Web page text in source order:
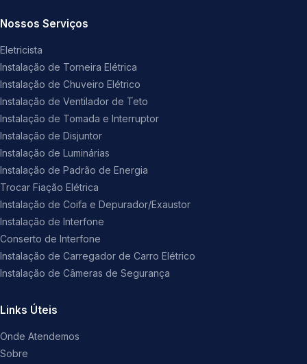
Nossos Serviços
Eletricista
Instalação de Torneira Elétrica
Instalação de Chuveiro Elétrico
Instalação de Ventilador de Teto
Instalação de Tomada e Interruptor
Instalação de Disjuntor
Instalação de Luminárias
Instalação de Padrão de Energia
Trocar Fiação Elétrica
Instalação de Coifa e Depurador/Exaustor
Instalação de Interfone
Conserto de Interfone
Instalação de Carregador de Carro Elétrico
Instalação de Câmeras de Segurança
Links Úteis
Onde Atendemos
Sobre